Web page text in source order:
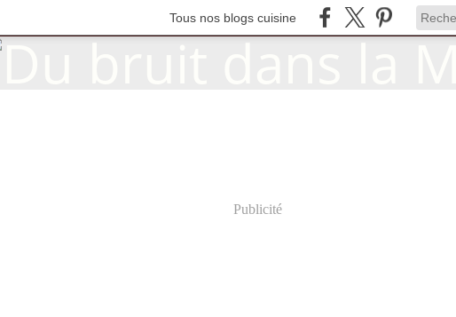
Tous nos blogs cuisine
Publicité